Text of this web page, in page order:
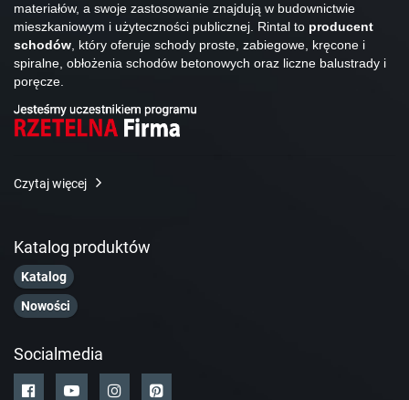
materiałów, a swoje zastosowanie znajdują w budownictwie
mieszkaniowym i użyteczności publicznej. Rintal to producent
schodów, który oferuje schody proste, zabiegowe, kręcone i
spiralne, obłożenia schodów betonowych oraz liczne balustrady i
poręcze.
Czytaj więcej
Katalog produktów
Katalog
Nowości
Socialmedia